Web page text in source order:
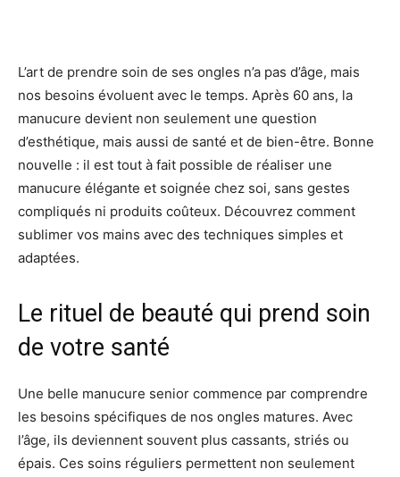
L’art de prendre soin de ses ongles n’a pas d’âge, mais
nos besoins évoluent avec le temps. Après 60 ans, la
manucure devient non seulement une question
d’esthétique, mais aussi de santé et de bien-être. Bonne
nouvelle : il est tout à fait possible de réaliser une
manucure élégante et soignée chez soi, sans gestes
compliqués ni produits coûteux. Découvrez comment
sublimer vos mains avec des techniques simples et
adaptées.
Le rituel de beauté qui prend soin
de votre santé
Une belle manucure senior commence par comprendre
les besoins spécifiques de nos ongles matures. Avec
l’âge, ils deviennent souvent plus cassants, striés ou
épais. Ces soins réguliers permettent non seulement